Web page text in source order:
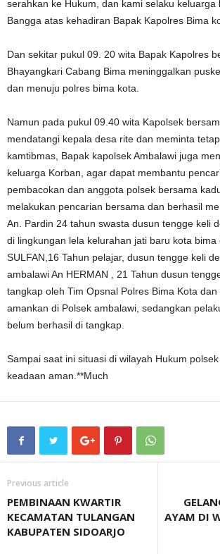
serahkan ke Hukum, dan kami selaku keluarga
Bangga atas kehadiran Bapak Kapolres Bima
Dan sekitar pukul 09. 20 wita Bapak Kapolres
Bhayangkari Cabang Bima meninggalkan
dan menuju polres bima kota.
Namun pada pukul 09.40 wita Kapolsek
mendatangi kepala desa rite dan meminta
kamtibmas, Bapak kapolsek Ambalawi juga
keluarga Korban, agar dapat membantu
pembacokan dan anggota polsek bersama
melakukan pencarian bersama dan berhasil
An. Pardin 24 tahun swasta dusun tengge keli
di lingkungan lela kelurahan jati baru kota bima
SULFAN,16 Tahun pelajar, dusun tengge keli
ambalawi An HERMAN , 21 Tahun dusun
tangkap oleh Tim Opsnal Polres Bima Kota
amankan di Polsek ambalawi, sedangkan
belum berhasil di tangkap.
Sampai saat ini situasi di wilayah Hukum
keadaan aman.**Much
Previous article
PEMBINAAN KWARTIR
KECAMATAN TULANGAN
KABUPATEN SIDOARJO
AYAM DI